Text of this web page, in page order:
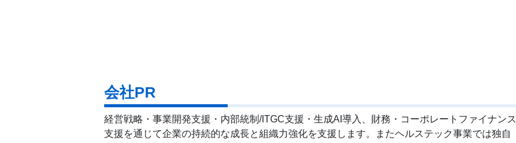
会社PR
経営戦略・事業開発支援・内部統制/ITGC支援・生成AI導入、財務・コーポレートファイナンス
支援を通じて企業の持続的な成長と組織力強化を支援します。またヘルステック事業では独自